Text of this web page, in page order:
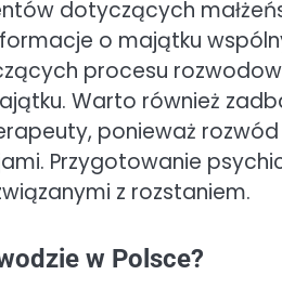
dotyczących
o majątku
procesu
Warto również
ponieważ
Przygotowanie
z rozstaniem.
w Polsce?